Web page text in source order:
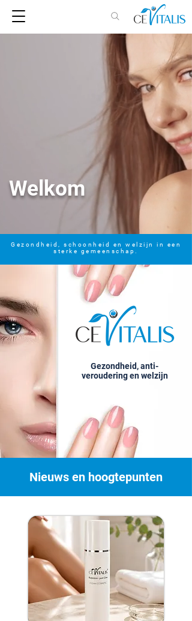
Welkom
Gezondheid, schoonheid en welzijn in een
sterke gemeenschap.
Gezondheid, anti-
veroudering en welzijn
Nieuws en hoogtepunten